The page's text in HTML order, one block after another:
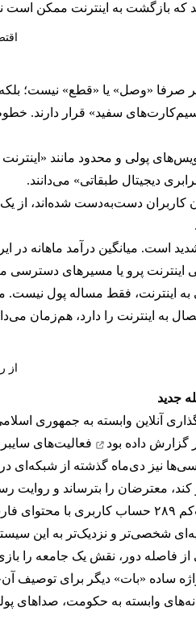
که بازگشت به اینترنت ممکن است
صرفا «وصل» یا «قطع» نیست؛ بلکه
سفید» قرار دارند.
پولی و محدود مانند «اینترنت
دیجیتال طبقاتی» می‌دانند.
کاربران دست‌به‌دست شده‌اند، از
ماهانه در ایران حدود ۱۰۰ تا ۲۰۰ دلار و حداقل دستمزد کمتر
پرو یا مسیرهای دسترسی
اینترنت، فقط مساله پول نیست.
به اینترنت را دارد، هم‌زمان
از
جدید
آنلاین وابسته به جمهوری
گزارش داده بود
فعالیت‌های
نیز دی‌ماه گذشته از شبکه‌ای
کند، معترضان را بترساند و
به نظر می‌رسید.
شخصی‌تر و نزدیک‌تر به این
فاصله دور، نقش یک جامعه را
ساده «بات» دیگر برای توصیف
وابسته به حکومت، صداهای